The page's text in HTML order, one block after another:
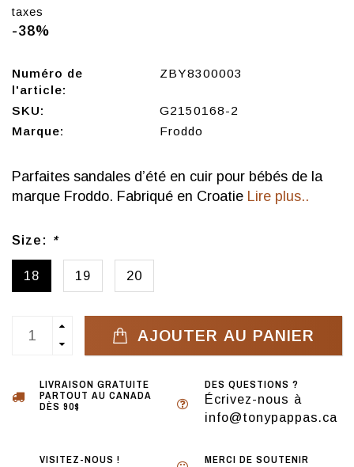
taxes
-38%
Numéro de
l'article:
ZBY8300003
SKU:
G2150168-2
Marque:
Froddo
Parfaites sandales d’été en cuir pour bébés de la
marque Froddo. Fabriqué en Croatie Lire plus..
Size: *
18 19 20
AJOUTER AU PANIER
LIVRAISON GRATUITE
PARTOUT AU CANADA
DÈS 90$
DES QUESTIONS ?
Écrivez-nous à
info@tonypappas.ca
VISITEZ-NOUS !
MERCI DE SOUTENIR